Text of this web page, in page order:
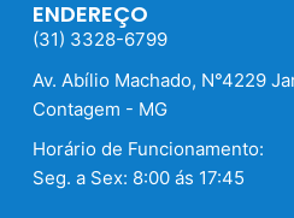
ENDEREÇO
(31) 3328-6799
Av. Abílio Machado, N°4229
Contagem - MG
Horário de Funcionamento:
Seg. a Sex: 8:00 ás 17:45